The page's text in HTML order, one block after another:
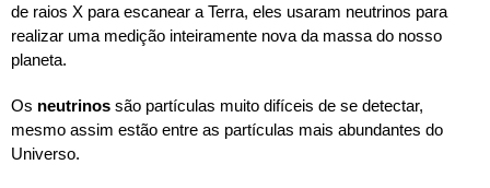
de raios X para escanear a Terra, eles usaram neutrinos para
realizar uma medição inteiramente nova da massa do nosso
planeta.
Os neutrinos são partículas muito difíceis de se detectar,
mesmo assim estão entre as partículas mais abundantes do
Universo.